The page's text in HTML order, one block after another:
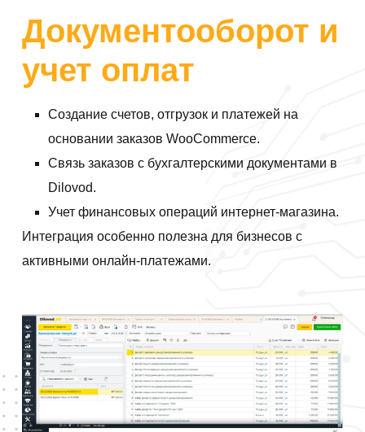
Документооборот и
учет оплат
Создание счетов, отгрузок и платежей на
основании заказов WooCommerce.
Связь заказов с бухгалтерскими документами в
Dilovod.
Учет финансовых операций интернет-магазина.
Интеграция особенно полезна для бизнесов с
активными онлайн-платежами.